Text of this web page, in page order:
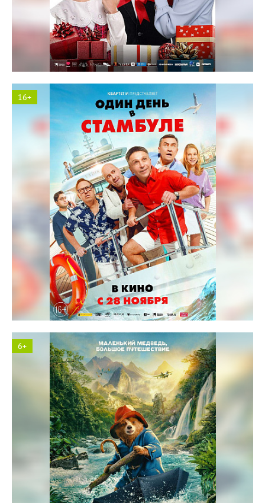
Солярис кинотеатр
16+
Солярис кинотеатр
6+